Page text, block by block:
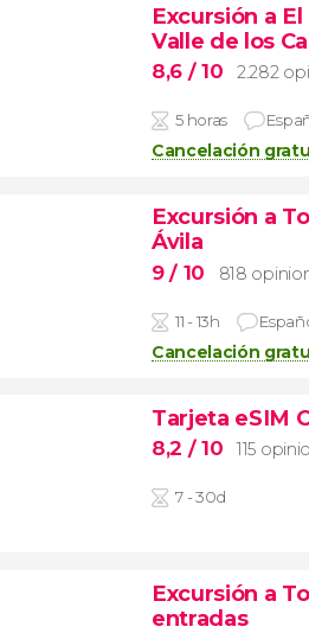
Excursión a
Valle de los
8,6 / 10 2.282
5 horas
Cancelación
Excursión a
Ávila
9/ 10 818
11 - 13h
Cancelación
Tarjeta eSIM
8,2 / 10 115
7 - 30d
Excursión a
entradas